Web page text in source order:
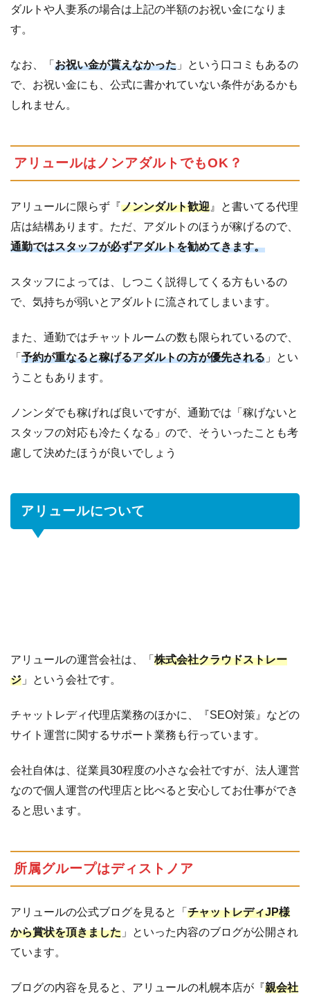
ダルトや人妻系の場合は上記の半額のお祝い金になりま
す。
なお、「 お祝い金が貰えなかった 」という口コミもあるの
で、お祝い金にも、公式に書かれていない条件があるかも
しれません。
アリュールはノンアダルトでもOK？
アリュールに限らず『ノンンダルト歓迎』と書いてる代理
店は結構あります。ただ、アダルトのほうが稼げるので、
通勤ではスタッフが必ずアダルトを勧めてきます。
スタッフによっては、しつこく説得してくる方もいるの
で、気持ちが弱いとアダルトに流されてしまいます。
また、通勤ではチャットルームの数も限られているので、
「 予約が重なると稼げるアダルトの方が優先される 」とい
うこともあります。
ノンンダでも稼げれば良いですが、通勤では「稼げないと
スタッフの対応も冷たくなる」ので、そういったことも考
慮して決めたほうが良いでしょう
アリュールについて
アリュールの運営会社は、「 株式会社クラウドストレー
ジ 」という会社です。
チャットレディ代理店業務のほかに、『SEO対策』などの
サイト運営に関するサポート業務も行っています。
会社自体は、従業員30程度の小さな会社ですが、法人運営
なので個人運営の代理店と比べると安心してお仕事ができ
ると思います。
所属グループはディストノア
アリュールの公式ブログを見ると「 チャットレディJP様
から賞状を頂きました 」といった内容のブログが公開され
ています。
ブログの内容を見ると、アリュールの札幌本店が『親会社